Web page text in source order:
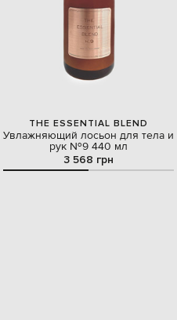
THE ESSENTIAL BLEND
Увлажняющий лосьон для тела и
рук №9 440 мл
3 568 грн